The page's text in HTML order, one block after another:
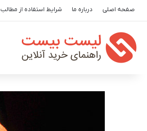
صفحه اصلی درباره ما شرایط استفاده از مطالب